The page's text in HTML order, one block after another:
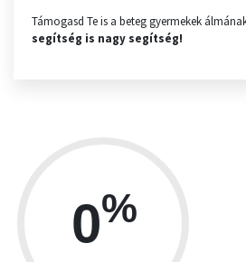
Támogasd Te is a beteg gyermekek
segítség is nagy segítség!
0%